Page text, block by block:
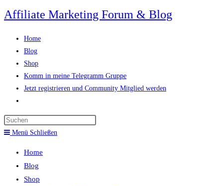
Zum
Inhalt
springen
Affiliate Marketing Forum & Blog
Home
Blog
Shop
Komm in meine Telegramm Gruppe
Jetzt registrieren und Community Mitglied werden
umschalten
Menü Schließen
Home
Blog
Shop